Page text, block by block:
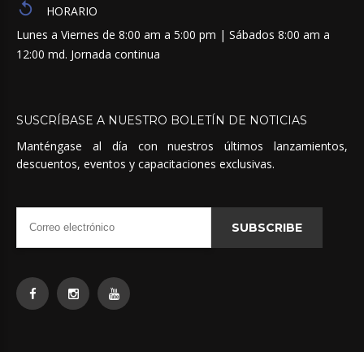
HORARIO
Lunes a Viernes de 8:00 am a 5:00 pm | Sábados 8:00 am a
12:00 md. Jornada continua
SUSCRÍBASE A NUESTRO BOLETÍN DE NOTICIAS
Manténgase al día con nuestros últimos lanzamientos,
descuentos, eventos y capacitaciones exclusivas.
SUBSCRIBE